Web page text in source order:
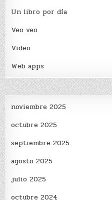
Un libro por día
Veo veo
Video
Web apps
noviembre 2025
octubre 2025
septiembre 2025
agosto 2025
julio 2025
octubre 2024